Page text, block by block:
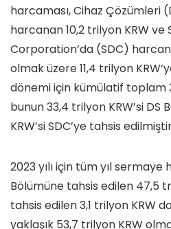
harcaması, Cihaz Çözümleri
harcanan 10,2 trilyon KRW ve
Corporation’da (SDC)
olmak üzere 11,4 trilyon
dönemi için kümülatif toplam
bunun 33,4 trilyon KRW’si DS
KRW’si SDC’ye tahsis
2023 yılı için tüm yıl sermaye
Bölümüne tahsis edilen 47,5
tahsis edilen 3,1 trilyon KRW
yaklaşık 53,7 trilyon KRW